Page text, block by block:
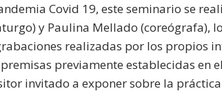
Covid 19, este seminario se
y Paulina Mellado (coreógrafa),
realizadas por los propios
previamente establecidas en
invitado a exponer sobre la